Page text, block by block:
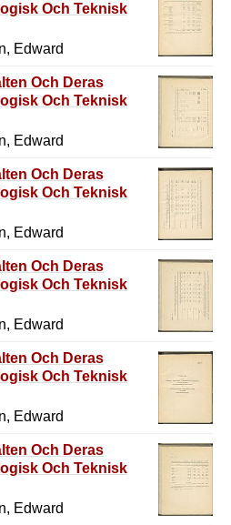
Och Teknisk
Edward
Och Deras
Och Teknisk
Edward
Och Deras
Och Teknisk
Edward
Och Deras
Och Teknisk
Edward
Och Deras
Och Teknisk
Edward
Och Deras
Och Teknisk
Edward